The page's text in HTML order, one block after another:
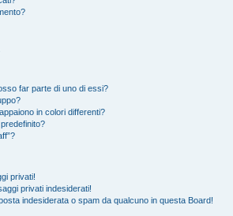
far parte di uno di essi?
in colori differenti?
privati!
privati indesiderati!
indesiderata o spam da qualcuno in questa Board!